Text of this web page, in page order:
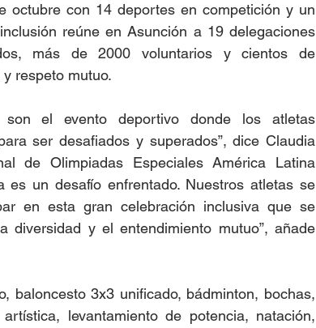
con 14 deportes en competición y un
reúne en Asunción a 19 delegaciones
más de 2000 voluntarios y cientos de
respeto mutuo.
son el evento deportivo donde los atletas
ser desafiados y superados”, dice Claudia
de Olimpiadas Especiales América Latina
es un desafío enfrentado. Nuestros atletas se
en esta gran celebración inclusiva que se
y el entendimiento mutuo”, añade
baloncesto 3x3 unificado, bádminton, bochas,
levantamiento de potencia, natación,